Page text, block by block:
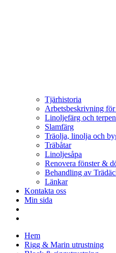
Tjärhistoria
Arbetsbeskrivning för
Linoljefärg och
Slamfärg
Träolja, linolja och
Träbåtar
Linoljesåpa
Renovera fönster &
Behandling av
Länkar
Kontakta oss
Min sida
Hem
Rigg & Marin utrustning